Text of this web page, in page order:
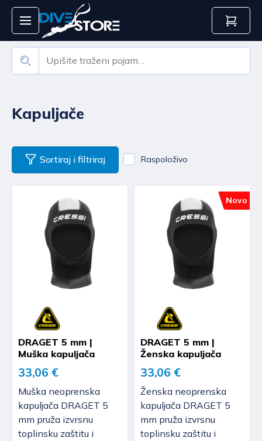
Kapuljače
Sortiraj i filtriraj Raspoloživo
DRAGET 5 mm |
Muška kapuljača
33,06 €
Muška neoprenska
kapuljača DRAGET 5
mm pruža izvrsnu
toplinsku zaštitu i
Novo
DRAGET 5 mm |
Ženska kapuljača
33,06 €
Ženska neoprenska
kapuljača DRAGET 5
mm pruža izvrsnu
toplinsku zaštitu i